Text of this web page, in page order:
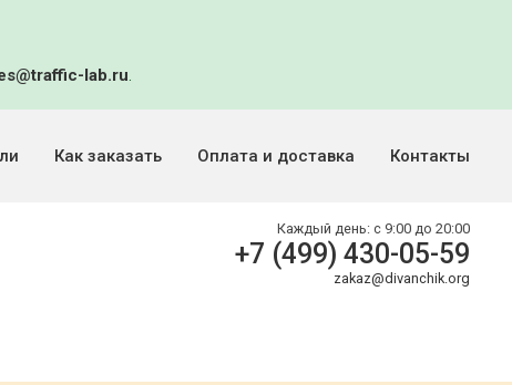
lab.ru.
Как заказать Оплата и доставка Контакты
Каждый день: с 9:00 до 20:00
+7 (499) 430-05-59
zakaz@divanchik.org